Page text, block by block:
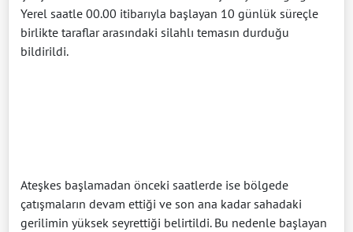
Yerel saatle 00.00 itibarıyla başlayan 10 günlük süreçle
birlikte taraflar arasındaki silahlı temasın durduğu
bildirildi.
Ateşkes başlamadan önceki saatlerde ise bölgede
çatışmaların devam ettiği ve son ana kadar sahadaki
gerilimin yüksek seyrettiği belirtildi. Bu nedenle başlayan